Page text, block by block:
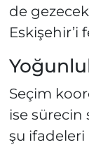
de
Eskişehir’i
Seçim
ise
şu ifadeleri